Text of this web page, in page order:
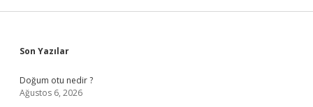
Sidebar
Son Yazılar
Doğum otu nedir ?
Ağustos 6, 2026